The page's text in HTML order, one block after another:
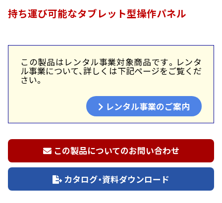
持ち運び可能なタブレット型操作パネル
この製品はレンタル事業対象商品です。レンタ
ル事業について、詳しくは下記ページをご覧くだ
さい。
レンタル事業のご案内
この製品についてのお問い合わせ
カタログ・資料ダウンロード